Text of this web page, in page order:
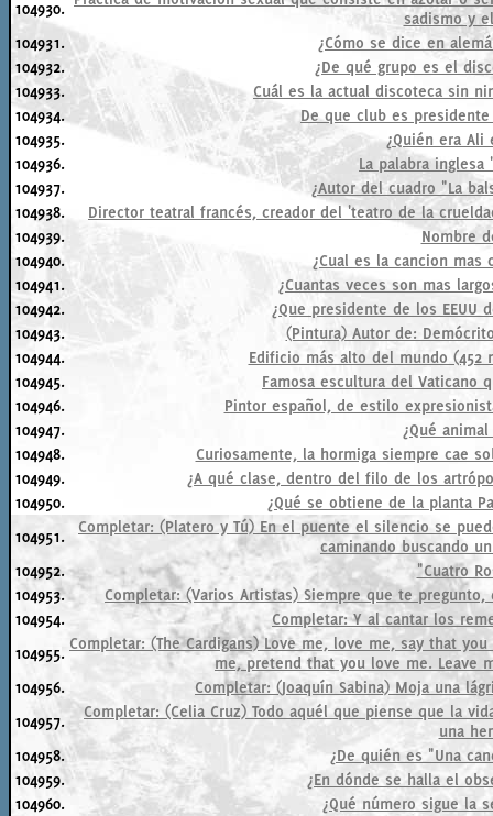
104930.
sadismo y
104931.
¿Cómo se dice en
104932.
¿De qué grupo es el
104933.
Cuál es la actual discoteca sin
104934.
De que club es
104935.
¿Quién era Ali
104936.
La palabra
104937.
¿Autor del cuadro "La
104938.
Director teatral francés, creador del 'teatro de la
104939.
Nombre
104940.
¿Cual es la cancion mas
104941.
¿Cuantas veces son mas
104942.
¿Que presidente de los
104943.
(Pintura) Autor de:
104944.
Edificio más alto del mundo (452
104945.
Famosa escultura del Vaticano
104946.
Pintor español, de estilo
104947.
¿Qué
104948.
Curiosamente, la hormiga siempre cae
104949.
¿A qué clase, dentro del filo de los
104950.
¿Qué se obtiene de la planta
104951.
Completar: (Platero y Tú) En el puente el silencio se
caminando buscando
104952.
"Cuatro
104953.
Completar: (Varios Artistas) Siempre que te
104954.
Completar: Y al cantar los
104955. Completar: (The Cardigans) Love me, love me, say that
me, pretend that you love me. Leave
104956.
Completar: (Joaquín Sabina) Moja una
104957.
Completar: (Celia Cruz) Todo aquél que piense que la
una
104958.
¿De quién es "Una
104959.
¿En dónde se halla el
104960.
¿Qué número sigue la